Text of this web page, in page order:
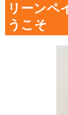
リーンペ
うこそ